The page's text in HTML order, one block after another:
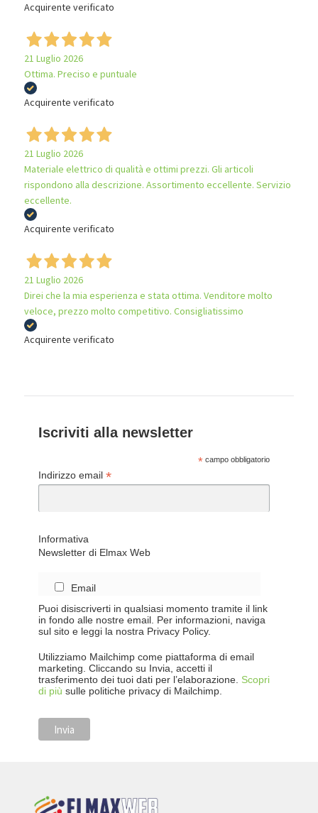
Acquirente verificato
21 Luglio 2026
Ottima. Preciso e puntuale
Acquirente verificato
21 Luglio 2026
Materiale elettrico di qualità e ottimi prezzi. Gli articoli
rispondono alla descrizione. Assortimento eccellente. Servizio
eccellente.
Acquirente verificato
21 Luglio 2026
Direi che la mia esperienza e stata ottima. Venditore molto
veloce, prezzo molto competitivo. Consigliatissimo
Acquirente verificato
Iscriviti alla newsletter
* campo obbligatorio
Indirizzo email *
Informativa
Newsletter di Elmax Web
Email
Puoi disiscriverti in qualsiasi momento tramite il link
in fondo alle nostre email. Per informazioni, naviga
sul sito e leggi la nostra Privacy Policy.
Utilizziamo Mailchimp come piattaforma di email
marketing. Cliccando su Invia, accetti il
trasferimento dei tuoi dati per l’elaborazione. Scopri
di più sulle politiche privacy di Mailchimp.